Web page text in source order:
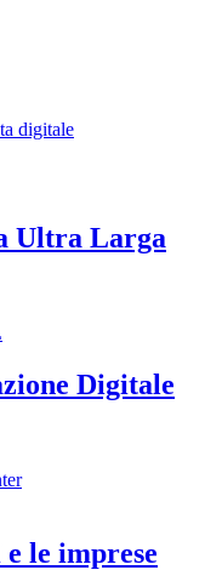
digitale
Ultra Larga
Digitale
le imprese